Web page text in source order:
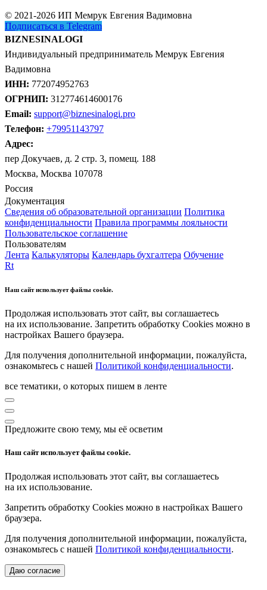
© 2021-2026 ИП Мемрук Евгения Вадимовна
Подписаться в Telegram
BIZNESINALOGI
Индивидуальный предприниматель Мемрук Евгения
Вадимовна
ИНН: 772074952763
ОГРНИП: 312774614600176
Email: support@biznesinalogi.pro
Телефон: +79951143797
Адрес:
пер Докучаев, д. 2 стр. 3, помещ. 188
Москва, Москва 107078
Россия
Документация
Сведения об образовательной организации Политика
конфиденциальности Правила программы лояльности
Пользовательское соглашение
Пользователям
Лента Калькуляторы Календарь бухгалтера Обучение
Rt
Наш сайт использует файлы cookie.
Продолжая использовать этот сайт, вы соглашаетесь
на их использование. Запретить обработку Cookies можно в
настройках Вашего браузера.
Для получения дополнительной информации, пожалуйста,
ознакомьтесь с нашей Политикой конфиденциальности.
все тематики, о которых пишем в ленте
Предложите свою тему, мы её осветим
Наш сайт использует файлы cookie.
Продолжая использовать этот сайт, вы соглашаетесь
на их использование.
Запретить обработку Cookies можно в настройках Вашего
браузера.
Для получения дополнительной информации, пожалуйста,
ознакомьтесь с нашей Политикой конфиденциальности.
Даю согласие